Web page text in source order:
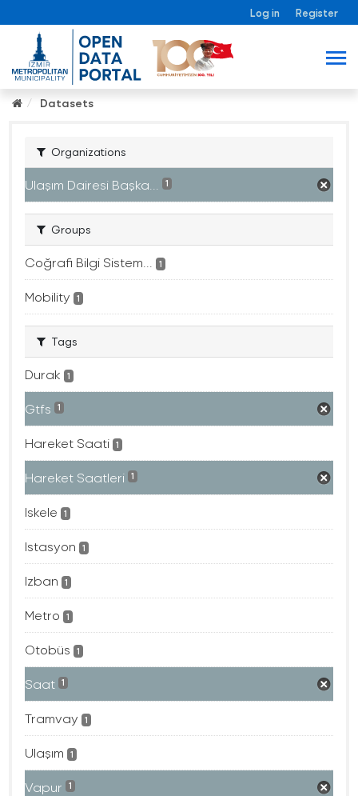
Log in Register
Datasets
Organizations
Ulaşım Dairesi Başka... 1
Groups
Coğrafi Bilgi Sistem... 1
Mobility 1
Tags
Durak 1
Gtfs 1
Hareket Saati 1
Hareket Saatleri 1
Iskele 1
Istasyon 1
Izban 1
Metro 1
Otobüs 1
Saat 1
Tramvay 1
Ulaşım 1
Vapur 1